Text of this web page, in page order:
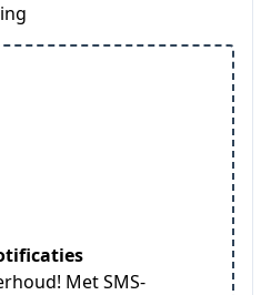
Met SMS-